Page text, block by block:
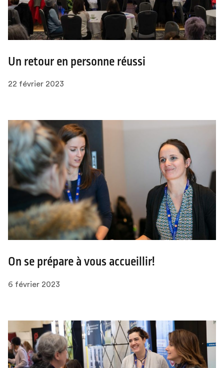
Un retour en personne réussi
22 février 2023
On se prépare à vous accueillir!
6 février 2023